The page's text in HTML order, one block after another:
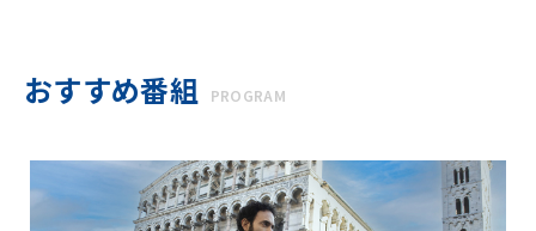
おすすめ番組 PROGRAM